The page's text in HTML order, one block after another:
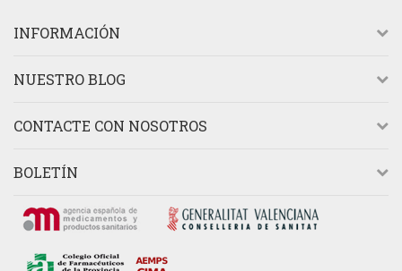
INFORMACIÓN
NUESTRO BLOG
CONTACTE CON NOSOTROS
BOLETÍN